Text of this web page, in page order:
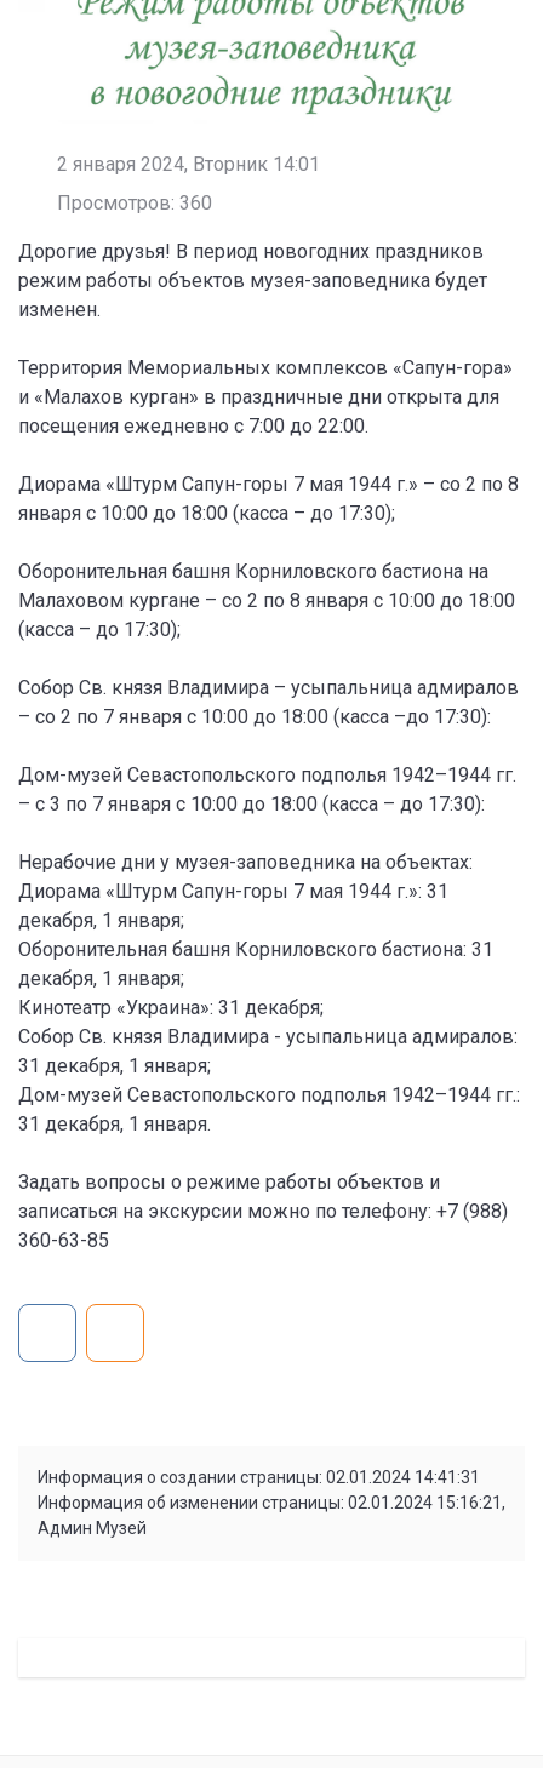
2 января 2024, Вторник 14:01
Просмотров: 360
Дорогие друзья! В период новогодних праздников
режим работы объектов музея-заповедника будет
изменен.
Территория Мемориальных комплексов «Сапун-гора»
и «Малахов курган» в праздничные дни открыта для
посещения ежедневно с 7:00 до 22:00.
Диорама «Штурм Сапун-горы 7 мая 1944 г.» – со 2 по 8
января с 10:00 до 18:00 (касса – до 17:30);
Оборонительная башня Корниловского бастиона на
Малаховом кургане – со 2 по 8 января с 10:00 до 18:00
(касса – до 17:30);
Собор Св. князя Владимира – усыпальница адмиралов
– со 2 по 7 января с 10:00 до 18:00 (касса –до 17:30):
Дом-музей Севастопольского подполья 1942–1944 гг.
– с 3 по 7 января с 10:00 до 18:00 (касса – до 17:30):
Нерабочие дни у музея-заповедника на объектах:
Диорама «Штурм Сапун-горы 7 мая 1944 г.»: 31
декабря, 1 января;
Оборонительная башня Корниловского бастиона: 31
декабря, 1 января;
Кинотеатр «Украина»: 31 декабря;
Собор Св. князя Владимира - усыпальница адмиралов:
31 декабря, 1 января;
Дом-музей Севастопольского подполья 1942–1944 гг.:
31 декабря, 1 января.
Задать вопросы о режиме работы объектов и
записаться на экскурсии можно по телефону: +7 (988)
360-63-85
Информация о создании страницы: 02.01.2024 14:41:31
Информация об изменении страницы: 02.01.2024 15:16:21,
Админ Музей